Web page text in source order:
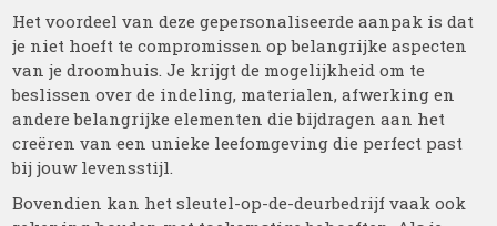
Het voordeel van deze gepersonaliseerde aanpak is dat
je niet hoeft te compromissen op belangrijke aspecten
van je droomhuis. Je krijgt de mogelijkheid om te
beslissen over de indeling, materialen, afwerking en
andere belangrijke elementen die bijdragen aan het
creëren van een unieke leefomgeving die perfect past
bij jouw levensstijl.
Bovendien kan het sleutel-op-de-deurbedrijf vaak ook